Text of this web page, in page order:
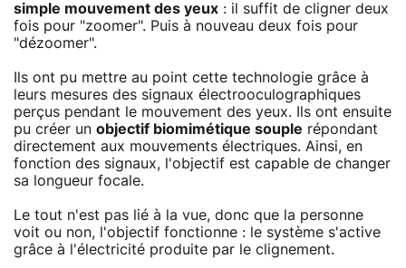
simple mouvement des yeux : il suffit de cligner deux
fois pour "zoomer". Puis à nouveau deux fois pour
"dézoomer".
Ils ont pu mettre au point cette technologie grâce à
leurs mesures des signaux électrooculographiques
perçus pendant le mouvement des yeux. Ils ont ensuite
pu créer un objectif biomimétique souple répondant
directement aux mouvements électriques. Ainsi, en
fonction des signaux, l'objectif est capable de changer
sa longueur focale.
Le tout n'est pas lié à la vue, donc que la personne
voit ou non, l'objectif fonctionne : le système s'active
grâce à l'électricité produite par le clignement.